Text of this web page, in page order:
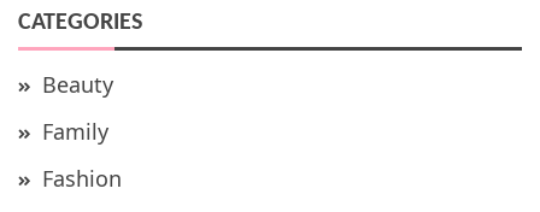
CATEGORIES
Beauty
Family
Fashion